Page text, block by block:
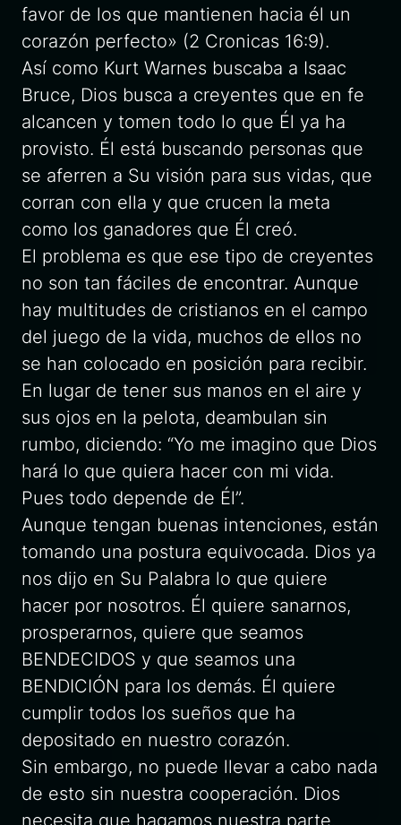
favor de los que mantienen hacia él un
corazón perfecto» (2 Cronicas 16:9).
Así como Kurt Warnes buscaba a Isaac
Bruce, Dios busca a creyentes que en fe
alcancen y tomen todo lo que Él ya ha
provisto. Él está buscando personas que
se aferren a Su visión para sus vidas, que
corran con ella y que crucen la meta
como los ganadores que Él creó.
El problema es que ese tipo de creyentes
no son tan fáciles de encontrar. Aunque
hay multitudes de cristianos en el campo
del juego de la vida, muchos de ellos no
se han colocado en posición para recibir.
En lugar de tener sus manos en el aire y
sus ojos en la pelota, deambulan sin
rumbo, diciendo: “Yo me imagino que Dios
hará lo que quiera hacer con mi vida.
Pues todo depende de Él”.
Aunque tengan buenas intenciones, están
tomando una postura equivocada. Dios ya
nos dijo en Su Palabra lo que quiere
hacer por nosotros. Él quiere sanarnos,
prosperarnos, quiere que seamos
BENDECIDOS y que seamos una
BENDICIÓN para los demás. Él quiere
cumplir todos los sueños que ha
depositado en nuestro corazón.
Sin embargo, no puede llevar a cabo nada
de esto sin nuestra cooperación. Dios
necesita que hagamos nuestra parte.